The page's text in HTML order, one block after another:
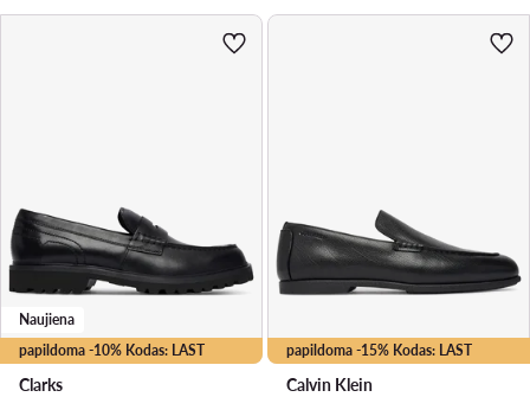
papildoma -10% Kodas: LAST
Naujiena
Clarks
papildoma -15% Kodas: LAST
Calvin Klein